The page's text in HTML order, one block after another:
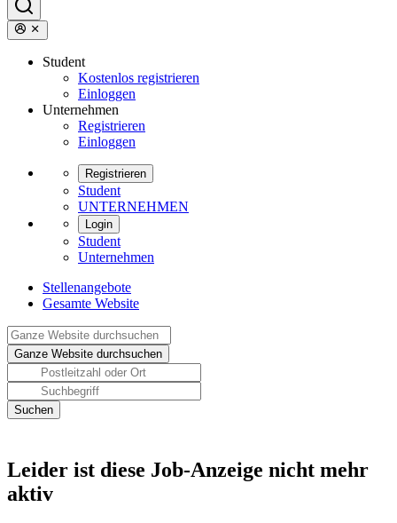
Student
Kostenlos registrieren
Einloggen
Unternehmen
Registrieren
Einloggen
Registrieren
Student
UNTERNEHMEN
Login
Student
Unternehmen
Stellenangebote
Gesamte Website
Leider ist diese Job-Anzeige nicht mehr
aktiv